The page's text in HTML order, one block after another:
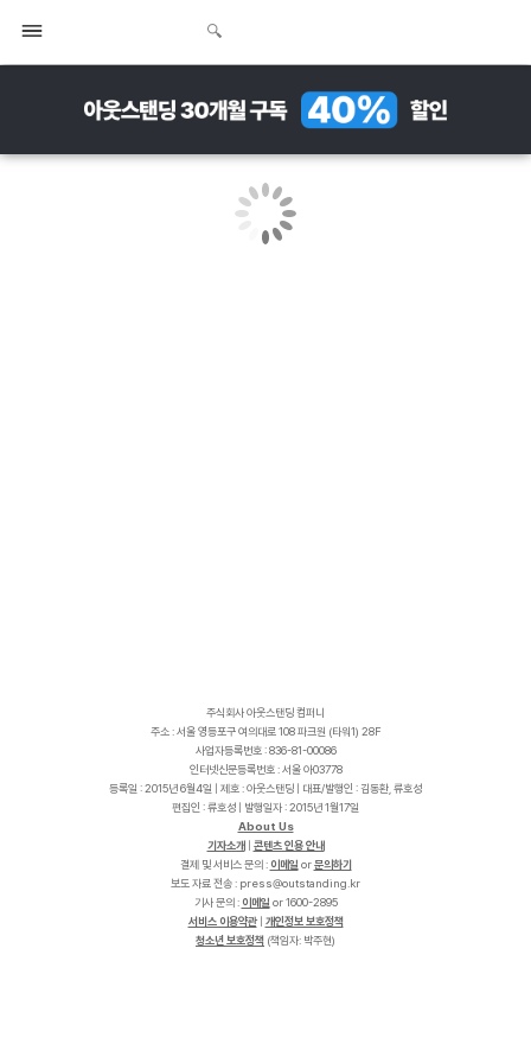
주식회사 아웃스탠딩 컴퍼니
주소 : 서울 영등포구 여의대로 108 파크원 (타워1) 28F
사업자등록번호 : 836-81-00086
인터넷신문등록번호 : 서울 아03778
등록일 : 2015년 6월4일 | 제호 : 아웃스탠딩 | 대표/발행인 : 김동환, 류호성
편집인 : 류호성 | 발행일자 : 2015년 1월17일
About Us
기자소개
콘텐츠 인용 안내
결제 및 서비스 문의 : 이메일 or문의하기
보도 자료 전송 :
r
k
.
g
n
i
d
n
a
t
s
t
u
o
@
s
s
e
r
p
기사 문의 : 이메일 or 1600-2895
서비스 이용약관| 개인정보 보호정책
청소년 보호정책 (책임자: 박주현)